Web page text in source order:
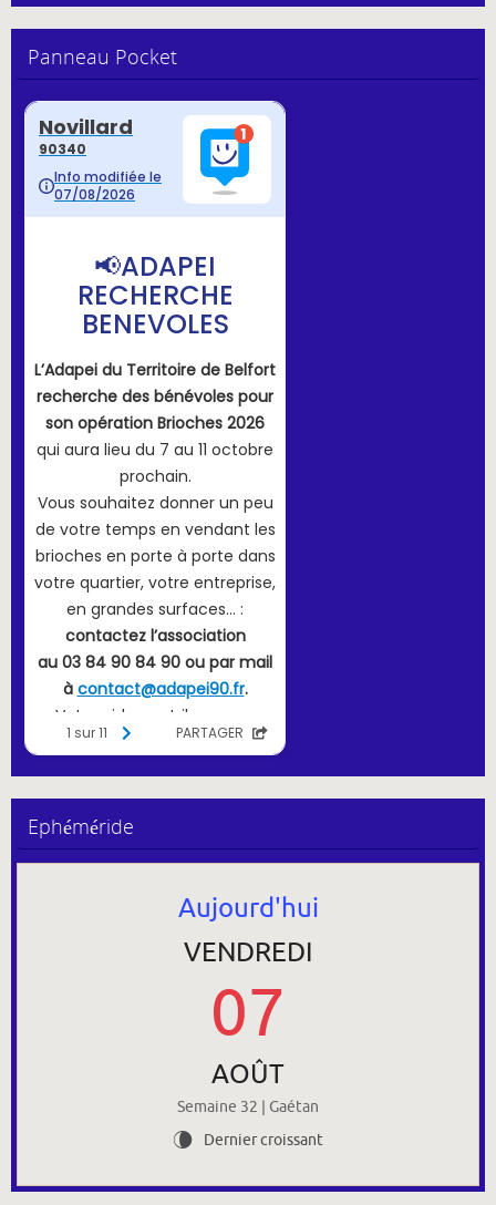
Panneau Pocket
Ephéméride
Aujourd'hui
VENDREDI
07
AOÛT
Semaine 32 | Gaétan
V Dernier croissant